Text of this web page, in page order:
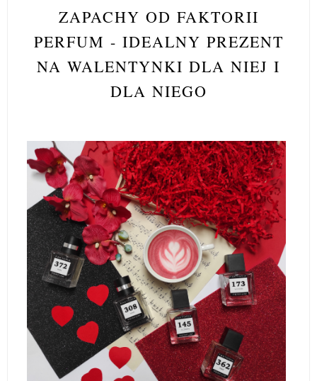
ZAPACHY OD FAKTORII
PERFUM - IDEALNY PREZENT
NA WALENTYNKI DLA NIEJ I
DLA NIEGO